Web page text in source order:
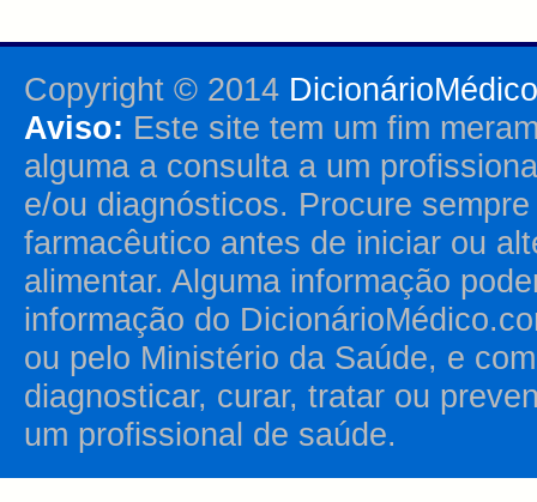
Copyright © 2014
Aviso: Este site tem um fim
alguma a consulta a um
e/ou diagnósticos. Procure
farmacêutico antes de iniciar ou
alimentar. Alguma informação
informação do
ou pelo Ministério da Saúde, e
diagnosticar, curar, tratar ou
um profissional de saúde.